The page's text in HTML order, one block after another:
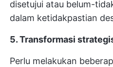
disetujui atau belum-
dalam ketidakpastian
5. Transformasi
Perlu melakukan